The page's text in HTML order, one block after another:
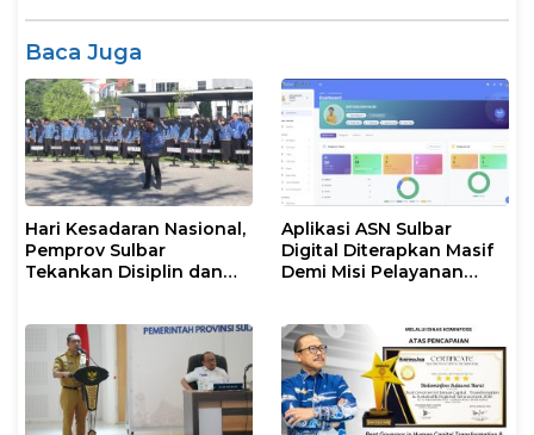
Baca Juga
Hari Kesadaran Nasional,
Pemprov Sulbar
Tekankan Disiplin dan
Aplikasi ASN Sulbar
Digital Diterapkan Masif
Demi Misi Pelayanan